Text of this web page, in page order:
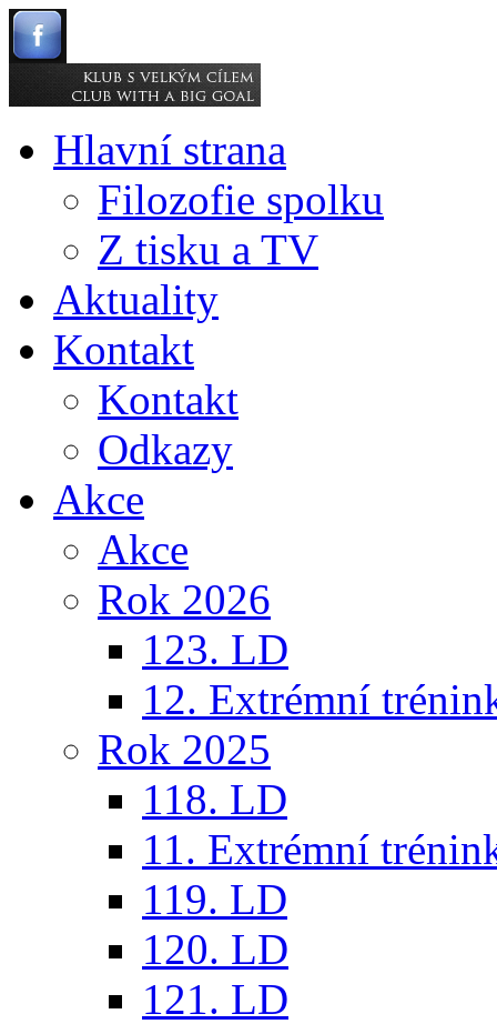
Hlavní strana
Filozofie spolku
Z tisku a TV
Aktuality
Kontakt
Kontakt
Odkazy
Akce
Akce
Rok 2026
123. LD
12. Extrémní
Rok 2025
118. LD
11. Extrémní
119. LD
120. LD
121. LD